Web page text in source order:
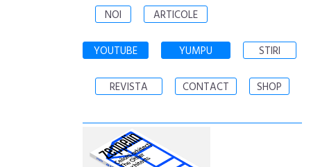
NOI ARTICOLE
YOUTUBE YUMPU STIRI
REVISTA CONTACT SHOP